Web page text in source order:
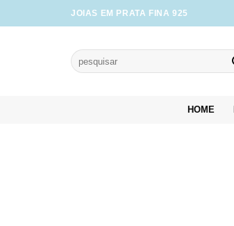
to
JOIAS EM PRATA FINA 925
Pesquisar
por:
HOME